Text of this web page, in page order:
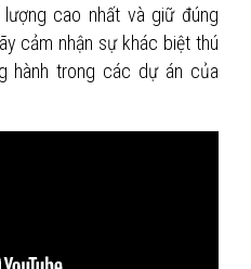
cao nhất và giữ đúng
cảm nhận sự khác biệt thú
hành trong các dự án của